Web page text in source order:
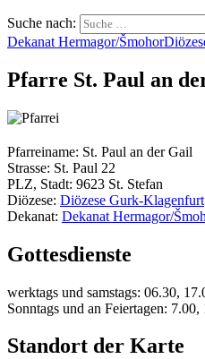
Suche nach:
Dekanat Hermagor/Šmohor
Pfarre St. Paul an
Pfarreiname: St. Paul an der Gail
Strasse: St. Paul 22
PLZ, Stadt: 9623 St. Stefan
Diözese: Diözese Gurk-Klagenfurt
Dekanat: Dekanat Hermagor/
Gottesdienste
werktags und samstags: 06.30,
Sonntags und an Feiertagen:
Standort der Karte